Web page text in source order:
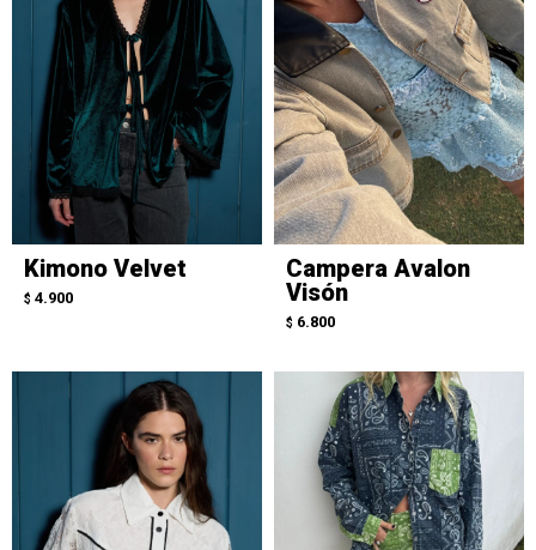
Kimono Velvet
$ 4.900
Campera Avalon
Visón
$ 6.800